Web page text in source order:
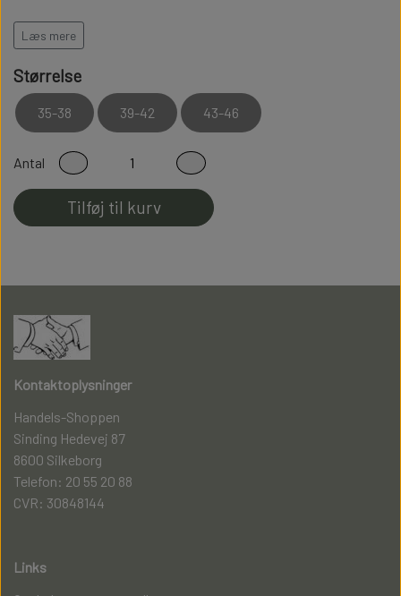
Høj kvalitet er bløde behagelige og holdbare
Modstandsdygtige over for slid
Sidder perfekt på foden
Fladsømmet for ekstra god komfort
Velegnet til fritids og sportsaktiviteter
Læs mere
Størrelse
35-38 39-42 43-46
Antal
Tilføj til kurv
Kontaktoplysninger
Handels-Shoppen
Sinding Hedevej 87
8600 Silkeborg
Telefon: 20 55 20 88
CVR: 30848144
Links